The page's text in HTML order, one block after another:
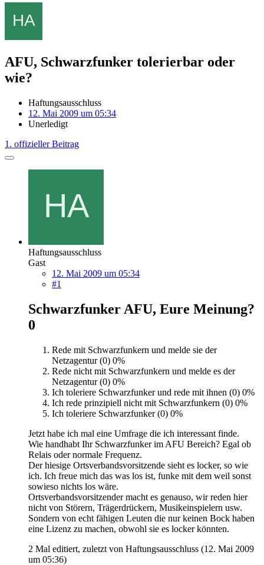
AFU, Schwarzfunker tolerierbar oder
wie?
Haftungsausschluss
12. Mai 2009 um 05:34
Unerledigt
1. offizieller Beitrag
Haftungsausschluss
Gast
12. Mai 2009 um 05:34
#1
Schwarzfunker AFU, Eure Meinung?
0
Rede mit Schwarzfunkern und melde sie der
Netzagentur (0) 0%
Rede nicht mit Schwarzfunkern und melde es der
Netzagentur (0) 0%
Ich toleriere Schwarzfunker und rede mit ihnen (0) 0%
Ich rede prinzipiell nicht mit Schwarzfunkern (0) 0%
Ich toleriere Schwarzfunker (0) 0%
Jetzt habe ich mal eine Umfrage die ich interessant finde.
Wie handhabt Ihr Schwarzfunker im AFU Bereich? Egal ob
Relais oder normale Frequenz.
Der hiesige Ortsverbandsvorsitzende sieht es locker, so wie
ich. Ich freue mich das was los ist, funke mit dem weil sonst
sowieso nichts los wäre.
Ortsverbandsvorsitzender macht es genauso, wir reden hier
nicht von Störern, Trägerdrückern, Musikeinspielern usw.
Sondern von echt fähigen Leuten die nur keinen Bock haben
eine Lizenz zu machen, obwohl sie es locker könnten.
2 Mal editiert, zuletzt von Haftungsausschluss (12. Mai 2009
um 05:36)